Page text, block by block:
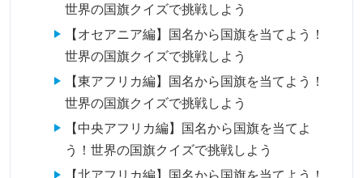
世界の国旗クイズで挑戦しよう
【オセアニア編】国名から国旗を当てよう！
世界の国旗クイズで挑戦しよう
【東アフリカ編】国名から国旗を当てよう！
世界の国旗クイズで挑戦しよう
【中央アフリカ編】国名から国旗を当てよ
う！世界の国旗クイズで挑戦しよう